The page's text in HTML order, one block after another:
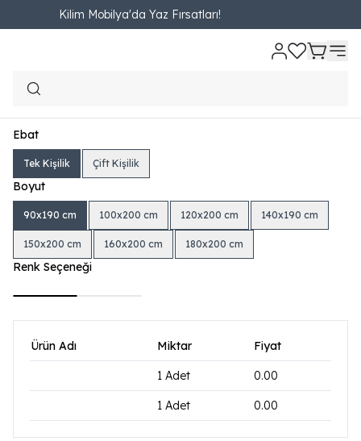
Kilim Mobilya'da Yaz Fırsatları!
Ana Sayfa YATAK VE BAZALAR Baza - Başlık Set
₺ 15,180.00
Ebat
Tek Kişilik Çift Kişilik
Boyut
90x190 cm 100x200 cm 120x200 cm 140x190 cm
150x200 cm 160x200 cm 180x200 cm
Renk Seçeneği
Ürün Adı Miktar Fiyat
1 Adet 0.00
1 Adet 0.00